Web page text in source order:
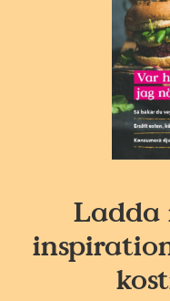
Ladda